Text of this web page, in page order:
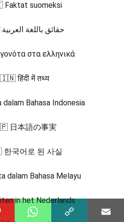
suomeksi
🇸🇦 حقائق باللغة العربية
στα ελληνικά
🇮🇳 हिंदी में तथ्य
Bahasa Indonesia
日本語の事実
국어로 된 사실
Bahasa Melayu
in het Nederlands